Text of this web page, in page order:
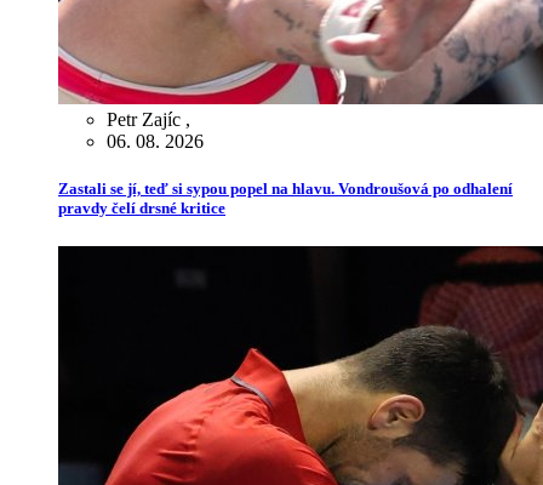
Petr Zajíc ,
06. 08. 2026
Zastali se jí, teď si sypou popel na hlavu. Vondroušová po odhalení
pravdy čelí drsné kritice